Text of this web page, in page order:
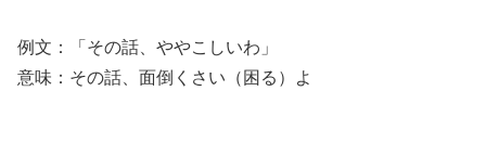
例文：「その話、ややこしいわ」
意味：その話、面倒くさい（困る）よ